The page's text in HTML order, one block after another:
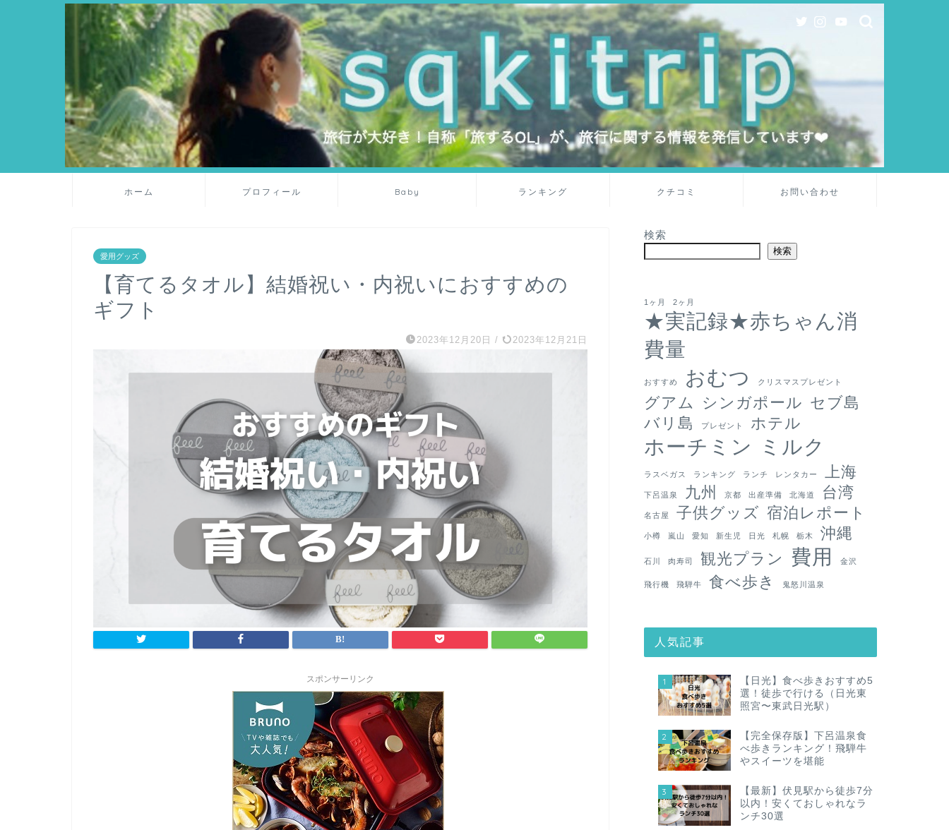
ホーム プロフィール Baby ランキング クチコミ お問い合わせ
愛用グッズ
【育てるタオル】結婚祝い・内祝いにおすすめの
ギフト
2023年12月20日 / 2023年12月21日
スポンサーリンク
検索
検索
1ヶ月 2ヶ月
★実記録★赤ちゃん消
費量
おすすめ おむつ クリスマスプレゼント
グアム シンガポール セブ島
バリ島
プレゼント ホテル
ホーチミン ミルク
ラスベガス ランキング ランチ レンタカー 上海
下呂温泉 九州 京都 出産準備 北海道 台湾
名古屋 子供グッズ 宿泊レポート
小樽 嵐山 愛知 新生児 日光 札幌 栃木 沖縄
石川 肉寿司 観光プラン 費用 金沢
飛行機 飛騨牛 食べ歩き 鬼怒川温泉
人気記事
1
【日光】食べ歩きおすすめ5
選！徒歩で行ける（日光東
照宮〜東武日光駅）
2
【完全保存版】下呂温泉食
べ歩きランキング！飛騨牛
やスイーツを堪能
3
【最新】伏見駅から徒歩7分
以内！安くておしゃれなラ
ンチ30選